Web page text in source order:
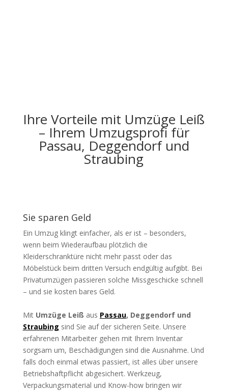
Ihre Vorteile mit Umzüge Leiß
– Ihrem Umzugsprofi für
Passau, Deggendorf und
Straubing
Sie sparen Geld
Ein Umzug klingt einfacher, als er ist – besonders,
wenn beim Wiederaufbau plötzlich die
Kleiderschranktüre nicht mehr passt oder das
Möbelstück beim dritten Versuch endgültig aufgibt. Bei
Privatumzügen passieren solche Missgeschicke schnell
– und sie kosten bares Geld.
Mit Umzüge Leiß aus Passau, Deggendorf und
Straubing sind Sie auf der sicheren Seite. Unsere
erfahrenen Mitarbeiter gehen mit Ihrem Inventar
sorgsam um, Beschädigungen sind die Ausnahme. Und
falls doch einmal etwas passiert, ist alles über unsere
Betriebshaftpflicht abgesichert. Werkzeug,
Verpackungsmaterial und Know-how bringen wir